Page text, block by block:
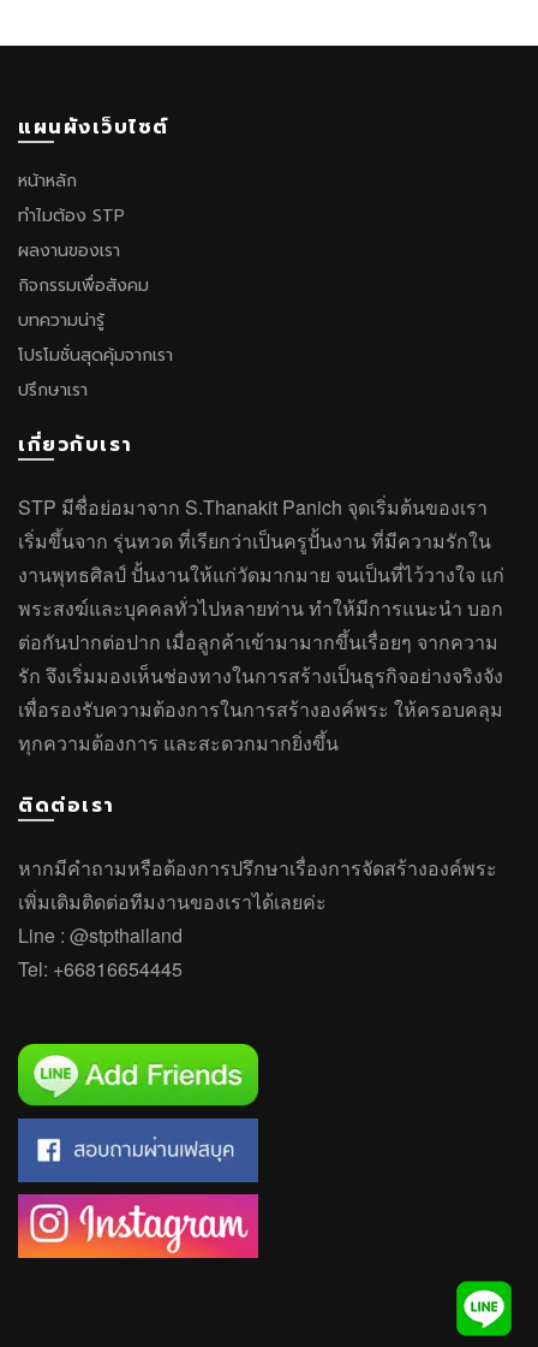
แผนผังเว็บไซต์
หน้าหลัก
ทำไมต้อง STP
ผลงานของเรา
กิจกรรมเพื่อสังคม
บทความน่ารู้
โปรโมชั่นสุดคุ้มจากเรา
ปรึกษาเรา
เกี่ยวกับเรา
STP มีชื่อย่อมาจาก S.Thanakit Panich จุดเริ่มต้นของเรา
เริ่มขึ้นจาก รุ่นทวด ที่เรียกว่าเป็นครูปั้นงาน ที่มีความรักใน
งานพุทธศิลป์ ปั้นงานให้แก่วัดมากมาย จนเป็นที่ไว้วางใจ แก่
พระสงฆ์และบุคคลทั่วไปหลายท่าน ทำให้มีการแนะนำ บอก
ต่อกันปากต่อปาก เมื่อลูกค้าเข้ามามากขึ้นเรื่อยๆ จากความ
รัก จึงเริ่มมองเห็นช่องทางในการสร้างเป็นธุรกิจอย่างจริงจัง
เพื่อรองรับความต้องการในการสร้างองค์พระ ให้ครอบคลุม
ทุกความต้องการ และสะดวกมากยิ่งขึ้น
ติดต่อเรา
หากมีคำถามหรือต้องการปรึกษาเรื่องการจัดสร้างองค์พระ
เพิ่มเติมติดต่อทีมงานของเราได้เลยค่ะ
Line : @stpthailand
Tel: +66816654445